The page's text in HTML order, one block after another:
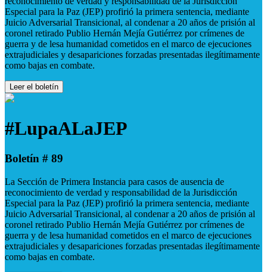
Especial para la Paz (JEP) profirió la primera sentencia, mediante
Juicio Adversarial Transicional, al condenar a 20 años de prisión al
coronel retirado Publio Hernán Mejía Gutiérrez por crímenes de
guerra y de lesa humanidad cometidos en el marco de ejecuciones
extrajudiciales y desapariciones forzadas presentadas ilegítimamente
como bajas en combate.
Leer el boletín
#LupaALaJEP
Boletín # 89
La Sección de Primera Instancia para casos de ausencia de
reconocimiento de verdad y responsabilidad de la Jurisdicción
Especial para la Paz (JEP) profirió la primera sentencia, mediante
Juicio Adversarial Transicional, al condenar a 20 años de prisión al
coronel retirado Publio Hernán Mejía Gutiérrez por crímenes de
guerra y de lesa humanidad cometidos en el marco de ejecuciones
extrajudiciales y desapariciones forzadas presentadas ilegítimamente
como bajas en combate.